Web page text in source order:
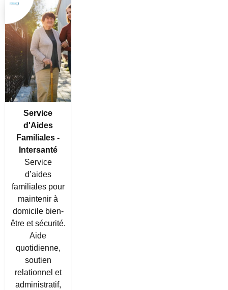
Service
d'Aides
Familiales -
Intersanté
Service
d’aides
familiales pour
maintenir à
domicile bien-
être et sécurité.
Aide
quotidienne,
soutien
relationnel et
administratif,